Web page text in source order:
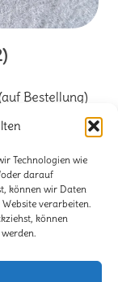
Technologien wie
darauf
können wir Daten
verarbeiten.
können
Bestellung)